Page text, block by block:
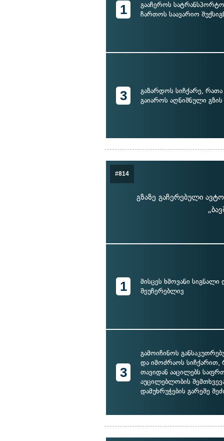
1
გააჩეროს
ჩართოს საავარიო
3
გაზარდოს სიჩქარე,
გაიაროს აღნიშნული
#814
გზაზე გაჩერებული
1
მისცეს ხმოვანი სიგნალი
შეუჩერებლივ
3
გამოიჩინოს
და იმოძრაოს
თავიდან ააცილებს
აუცილებლობის
დამუხრუჭების გარეშე